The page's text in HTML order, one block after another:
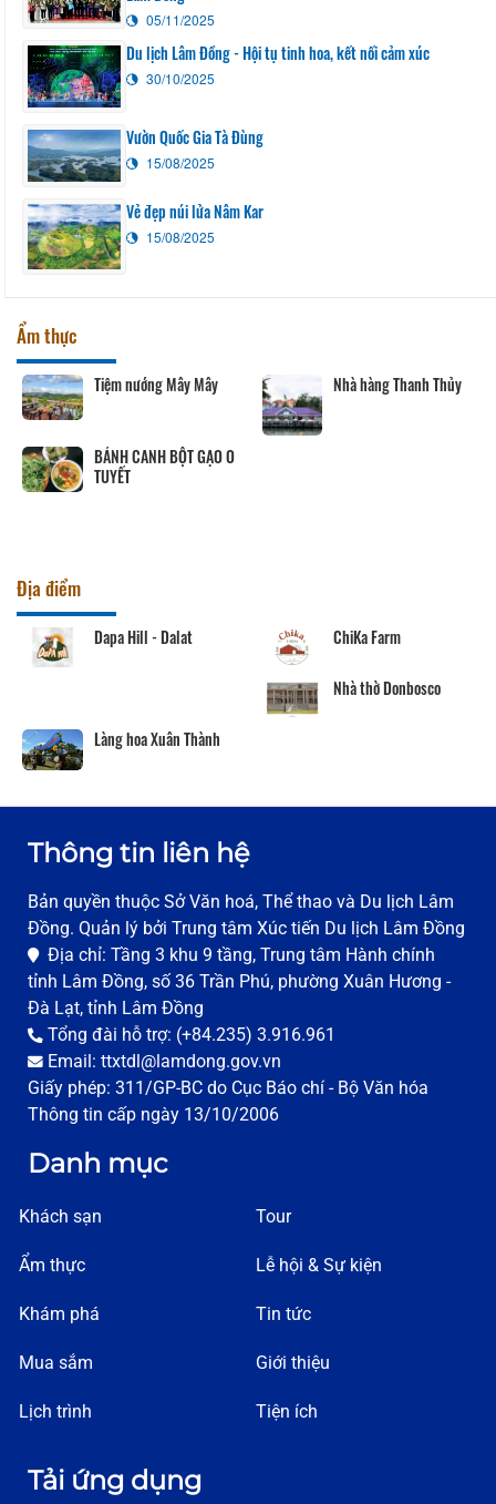
05/11/2025
Du lịch Lâm Đồng - Hội tụ tinh hoa, kết nối cảm xúc
30/10/2025
Vườn Quốc Gia Tà Đùng
15/08/2025
Vẻ đẹp núi lửa Nâm Kar
15/08/2025
Ẩm thực
Tiệm nướng Mây Mây Nhà hàng Thanh Thủy
BÁNH CANH BỘT GẠO O
TUYẾT
Địa điểm
Dapa Hill - Dalat ChiKa Farm
Nhà thờ Donbosco
Làng hoa Xuân Thành
Thông tin liên hệ
Bản quyền thuộc Sở Văn hoá, Thể thao và Du lịch Lâm
Đồng. Quản lý bởi Trung tâm Xúc tiến Du lịch Lâm Đồng
Địa chỉ: Tầng 3 khu 9 tầng, Trung tâm Hành chính
tỉnh Lâm Đồng, số 36 Trần Phú, phường Xuân Hương -
Đà Lạt, tỉnh Lâm Đồng
Tổng đài hỗ trợ: (+84.235) 3.916.961
Email: ttxtdl@lamdong.gov.vn
Giấy phép: 311/GP-BC do Cục Báo chí - Bộ Văn hóa
Thông tin cấp ngày 13/10/2006
Danh mục
Khách sạn
Ẩm thực
Khám phá
Mua sắm
Lịch trình
Tour
Lễ hội & Sự kiện
Tin tức
Giới thiệu
Tiện ích
Tải ứng dụng